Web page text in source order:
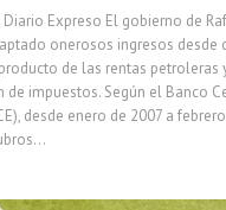
Expreso El gobierno de
onerosos ingresos desde
de las rentas petroleras
de impuestos. Según el Banco
desde enero de 2007 a